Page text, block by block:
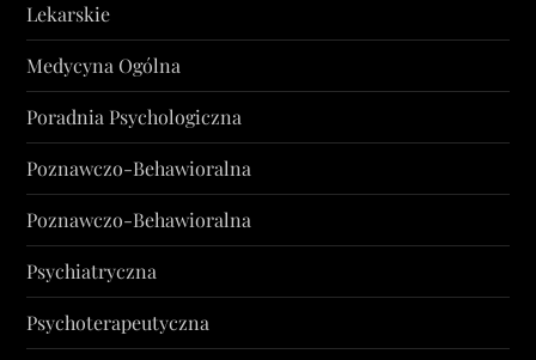
Lekarskie
Medycyna Ogólna
Poradnia Psychologiczna
Poznawczo-Behawioralna
Poznawczo-Behawioralna
Psychiatryczna
Psychoterapeutyczna